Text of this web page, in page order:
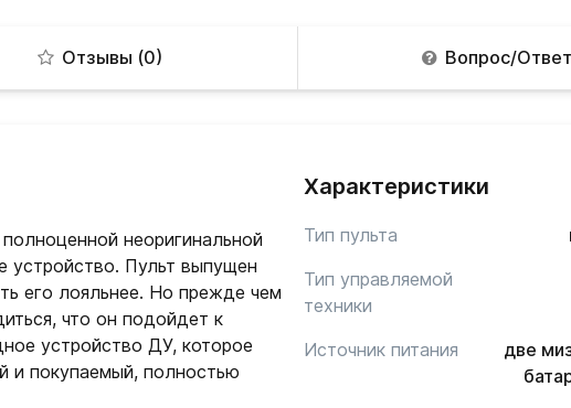
Отзывы (0) Вопрос/Ответ
неоригинальной
устройство. Пульт выпущен
его лояльнее. Но прежде чем
что он подойдет к
устройство ДУ, которое
и покупаемый, полностью
Характеристики
Тип пульта
Тип управляемой
техники
Источник питания
две